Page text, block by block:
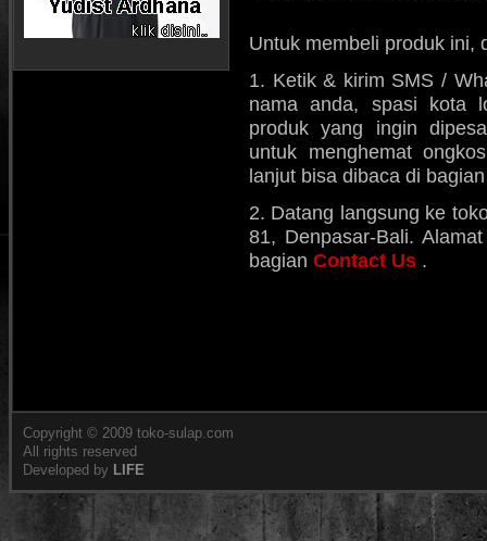
Untuk membeli produk ini,
1. Ketik & kirim SMS /
nama anda, spasi kota
produk yang ingin
untuk menghemat
lanjut bisa dibaca di
2. Datang langsung ke
81, Denpasar-Bali.
bagian Contact Us .
Copyright © 2009 toko-sulap.com
All rights reserved
Developed by LIFE